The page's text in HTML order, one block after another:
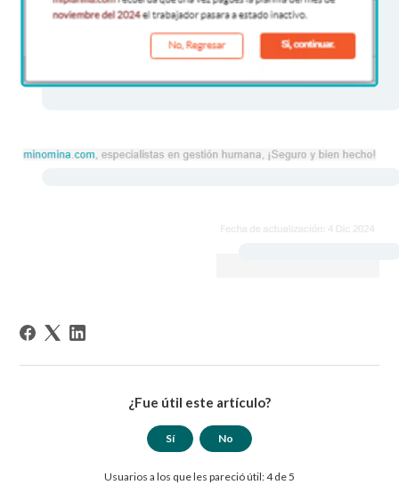
¿Fue útil este artículo?
Sí No
Usuarios a los que les pareció útil: 4 de 5